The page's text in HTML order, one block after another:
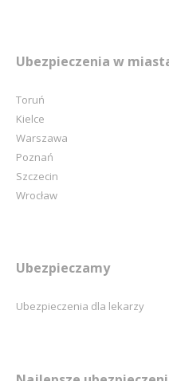
Ubezpieczenia w
Toruń
Kielce
Warszawa
Poznań
Szczecin
Wrocław
Ubezpieczamy
Ubezpieczenia dla lekarzy